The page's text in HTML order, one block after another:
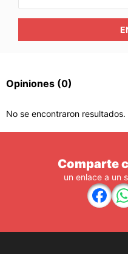
Opiniones (0)
No se encontraron resultados.
Comparte
un enlace a un